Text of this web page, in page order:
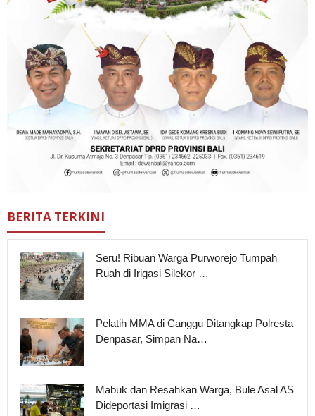
BERITA TERKINI
Seru! Ribuan Warga Purworejo Tumpah
Ruah di Irigasi Silekor …
Pelatih MMA di Canggu Ditangkap Polresta
Denpasar, Simpan Na…
Mabuk dan Resahkan Warga, Bule Asal AS
Dideportasi Imigrasi …